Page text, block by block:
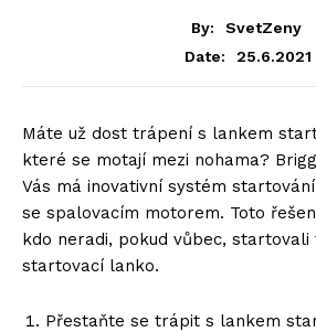
By:
SvetZeny
Date:
25.6.2021
Máte už dost trápení s lankem
které se motají mezi nohama?
Vás má inovativní systém
se spalovacím motorem. Toto
kdo neradi, pokud vůbec, startovali
startovací lanko.
Přestaňte se trápit s lankem